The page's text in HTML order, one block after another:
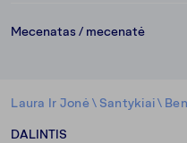
Mecenatas / mecenatė
Laura Ir Jonė\ Santykiai\
DALINTIS